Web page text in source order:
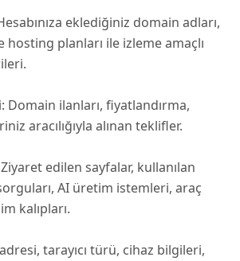
eklediğiniz domain adları,
hosting planları ile izleme amaçlı
Domain ilanları, fiyatlandırma,
aracılığıyla alınan teklifler.
edilen sayfalar, kullanılan
AI üretim istemleri, araç
kalıpları.
tarayıcı türü, cihaz bilgileri,